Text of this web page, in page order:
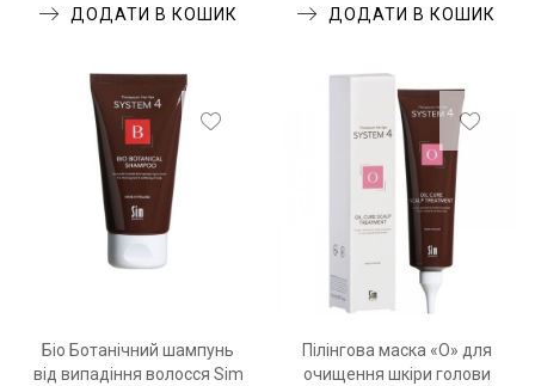
ДОДАТИ В КОШИК
ДОДАТИ В КОШИК
Біо Ботанічний шампунь
від випадіння волосся Sim
Пілінгова маска «О» для
очищення шкіри голови